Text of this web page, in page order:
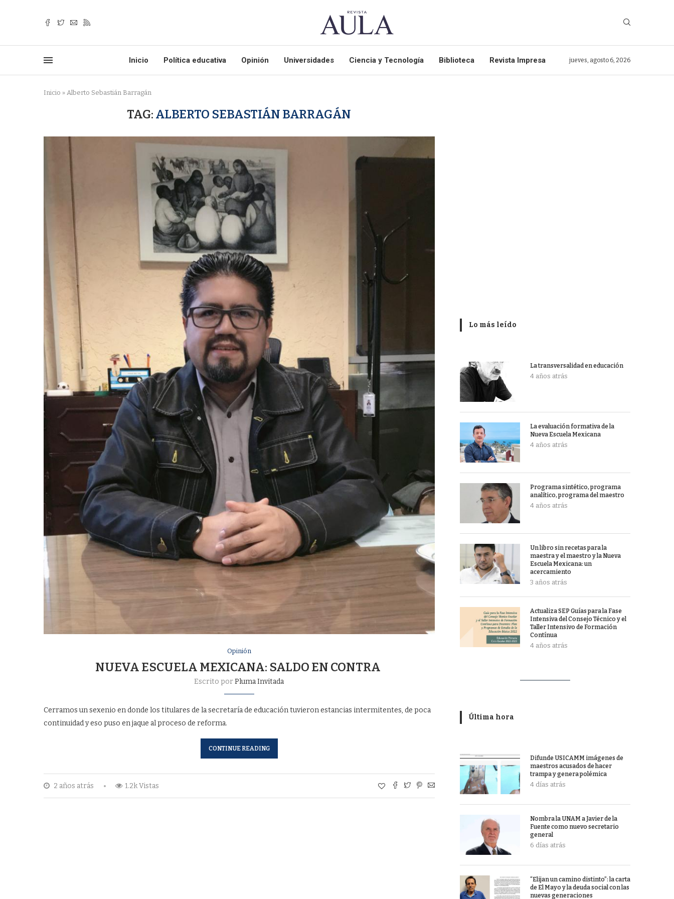
Inicio Política educativa Opinión Universidades Ciencia y Tecnología Biblioteca Revista Impresa jueves, agosto 6, 2026
Inicio » Alberto Sebastián Barragán
TAG: ALBERTO SEBASTIÁN BARRAGÁN
Opinión
NUEVA ESCUELA MEXICANA: SALDO EN CONTRA
Escrito porPluma Invitada
Cerramos un sexenio en donde los titulares de la secretaría de educación tuvieron estancias intermitentes, de poca
continuidad y eso puso en jaque al proceso de reforma.
CONTINUE READING
2 años atrás 1.2k Vistas
Lo más leído
La transversalidad en educación
4 años atrás
La evaluación formativa de la
Nueva Escuela Mexicana
4 años atrás
Programa sintético, programa
analítico, programa del maestro
4 años atrás
Un libro sin recetas para la
maestra y el maestro y la Nueva
Escuela Mexicana: un
acercamiento
3 años atrás
Actualiza SEP Guías para la Fase
Intensiva del Consejo Técnico y el
Taller Intensivo de Formación
Contínua
4 años atrás
Última hora
Difunde USICAMM imágenes de
maestros acusados de hacer
trampa y genera polémica
4 días atrás
Nombra la UNAM a Javier de la
Fuente como nuevo secretario
general
6 días atrás
“Elijan un camino distinto”: la carta
de El Mayo y la deuda social con las
nuevas generaciones